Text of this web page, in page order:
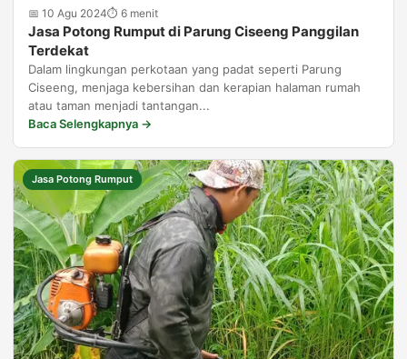
📅 10 Agu 2024⏱ 6 menit
Jasa Potong Rumput di Parung Ciseeng Panggilan
Terdekat
Dalam lingkungan perkotaan yang padat seperti Parung
Ciseeng, menjaga kebersihan dan kerapian halaman rumah
atau taman menjadi tantangan...
Baca Selengkapnya →
Jasa Potong Rumput